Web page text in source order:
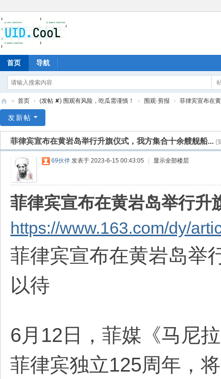
首页 导航
爱
» 首页 › (发帖 ✘) 围观有风险，吃瓜需谨慎！ › 围观·剪报 › 菲律宾宣布在
发新帖
菲律宾宣布在黄岩岛举行升旗仪式，我方集合十余艘舰船... [
69伙伴 发表于 2023-6-15 00:43:05 显示全部楼层
菲律宾宣布在黄岩岛举行升
https://www.163.com/dy/
菲律宾宣布在黄岩岛举
以待
6月12日，菲媒《马尼
菲律宾独立125周年，